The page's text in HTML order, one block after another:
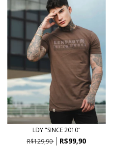
LDY "SINCE 2010"
R$129,90
R$99,90